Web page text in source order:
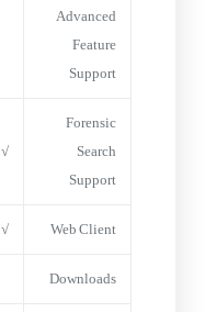
Advanced
Feature
Support
Forensic
Search
Support
√
Web Client
√
Downloads